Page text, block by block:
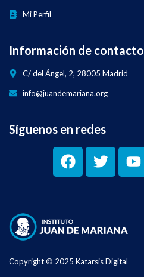
Mi Perfil
Información de contacto
C/ del Ángel, 2, 28005 Madrid
info@juandemariana.org
Síguenos en redes
Copyright © 2025 Katarsis Digital